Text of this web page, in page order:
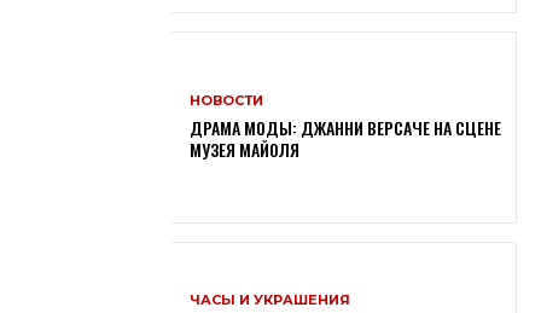
НОВОСТИ
ДРАМА МОДЫ: ДЖАННИ ВЕРСАЧЕ НА СЦЕНЕ
МУЗЕЯ МАЙОЛЯ
ЧАСЫ И УКРАШЕНИЯ